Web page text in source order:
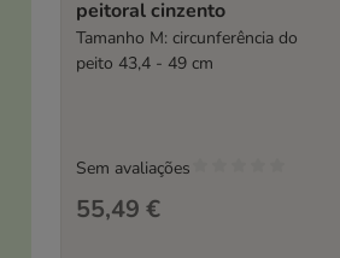
peitoral cinzento
Tamanho M: circunferência do
peito 43,4 - 49 cm
55,49 €
Sem avaliações